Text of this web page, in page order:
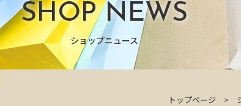
SHOP NEWS
ショップニュース
トップページ